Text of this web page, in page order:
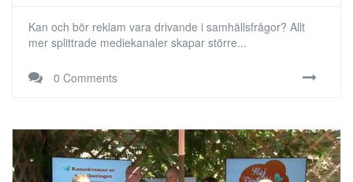
Kan och bör reklam vara drivande i samhällsfrågor? Allt
mer splittrade mediekanaler skapar större...
0 Comments